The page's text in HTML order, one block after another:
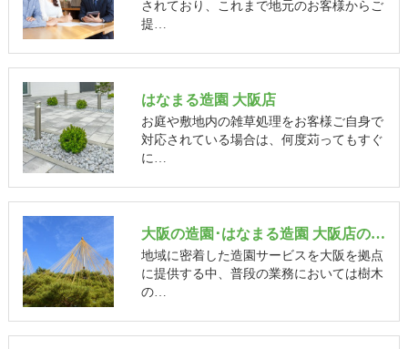
されており、これまで地元のお客様からご
提…
はなまる造園 大阪店
お庭や敷地内の雑草処理をお客様ご自身で
対応されている場合は、何度苅ってもすぐ
に…
大阪の造園･はなまる造園 大阪店の評判
地域に密着した造園サービスを大阪を拠点
に提供する中、普段の業務においては樹木
の…